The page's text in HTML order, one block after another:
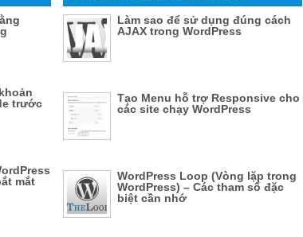
trước
mắt
Làm sao để sử dụng đúng cách
AJAX trong WordPress
Tạo Menu hỗ trợ Responsive cho
các site chạy WordPress
WordPress Loop (Vòng lặp trong
WordPress) – Các tham số đặc
biệt cần nhớ